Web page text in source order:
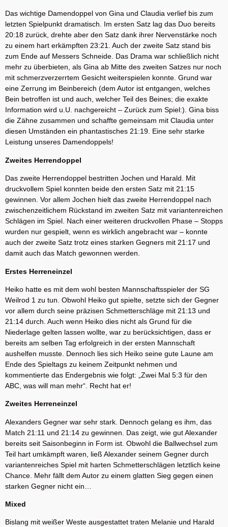
Das wichtige Damendoppel von Gina und Claudia verlief bis zum
letzten Spielpunkt dramatisch. Im ersten Satz lag das Duo bereits
20:18 zurück, drehte aber den Satz dank ihrer Nervenstärke noch
zu einem hart erkämpften 23:21. Auch der zweite Satz stand bis
zum Ende auf Messers Schneide. Das Drama war schließlich nicht
mehr zu überbieten, als Gina ab Mitte des zweiten Satzes nur noch
mit schmerzverzerrtem Gesicht weiterspielen konnte. Grund war
eine Zerrung im Beinbereich (dem Autor ist entgangen, welches
Bein betroffen ist und auch, welcher Teil des Beines; die exakte
Information wird u.U. nachgereicht – Zurück zum Spiel:). Gina biss
die Zähne zusammen und schaffte gemeinsam mit Claudia unter
diesen Umständen ein phantastisches 21:19. Eine sehr starke
Leistung unseres Damendoppels!
Zweites Herrendoppel
Das zweite Herrendoppel bestritten Jochen und Harald. Mit
druckvollem Spiel konnten beide den ersten Satz mit 21:15
gewinnen. Vor allem Jochen hielt das zweite Herrendoppel nach
zwischenzeitlichem Rückstand im zweiten Satz mit variantenreichen
Schlägen im Spiel. Nach einer weiteren druckvollen Phase – Stopps
wurden nur gespielt, wenn es wirklich angebracht war – konnte
auch der zweite Satz trotz eines starken Gegners mit 21:17 und
damit auch das Match gewonnen werden.
Erstes Herreneinzel
Heiko hatte es mit dem wohl besten Mannschaftsspieler der SG
Weilrod 1 zu tun. Obwohl Heiko gut spielte, setzte sich der Gegner
vor allem durch seine präzisen Schmetterschläge mit 21:13 und
21:14 durch. Auch wenn Heiko dies nicht als Grund für die
Niederlage gelten lassen wollte, war zu berücksichtigen, dass er
bereits am selben Tag erfolgreich in der ersten Mannschaft
aushelfen musste. Dennoch lies sich Heiko seine gute Laune am
Ende des Spieltags zu keinem Zeitpunkt nehmen und
kommentierte das Endergebnis wie folgt: „Zwei Mal 5:3 für den
ABC, was will man mehr“. Recht hat er!
Zweites Herreneinzel
Alexanders Gegner war sehr stark. Dennoch gelang es ihm, das
Match 21:11 und 21:14 zu gewinnen. Das zeigt, wie gut Alexander
bereits seit Saisonbeginn in Form ist. Obwohl die Ballwechsel zum
Teil hart umkämpft waren, ließ Alexander seinem Gegner durch
variantenreiches Spiel mit harten Schmetterschlägen letztlich keine
Chance. Mehr fällt dem Autor zu einem glatten Sieg gegen einen
starken Gegner nicht ein…
Mixed
Bislang mit weißer Weste ausgestattet traten Melanie und Harald